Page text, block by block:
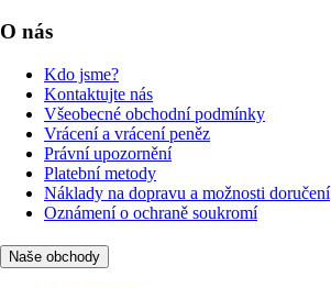
O nás
Kdo jsme?
Kontaktujte nás
Všeobecné obchodní podmínky
Vrácení a vrácení peněz
Právní upozornění
Platební metody
Náklady na dopravu a možnosti doručení
Oznámení o ochraně soukromí
Naše obchody